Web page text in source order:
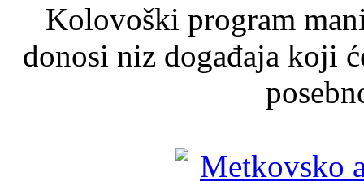
Kolovoški program
donosi niz događaja koji